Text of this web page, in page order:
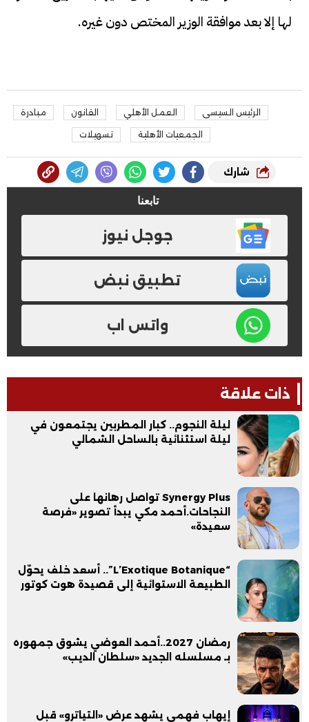
لها إلا بعد موافقة الوزير المختص دون غيره.
الرئيس السيسى العمل الأهلي القانون مبادرة
الجمعيات الأهلية تسهيلات
شارك
تابعنا
جوجل نيوز
تطبيق نبض
واتس اب
ذات علاقة
ليلة النجوم.. كبار المطربين يجتمعون في
ليلة استثنائية بالساحل الشمالي
Synergy Plus تواصل رهانها على
النجاحات.أحمد مكي يبدأ تصوير «فرصة
سعيدة»
“L’Exotique Botanique”.. أسعد خلف يحوّل
الطبيعة الاستوائية إلى قصيدة هوت كوتور
رمضان 2027..أحمد العوضي يشوق جمهوره
بـ مسلسله الجديد «سلطان الديب»
إيهاب فهمي يشهد عرض «التياترو» قبل